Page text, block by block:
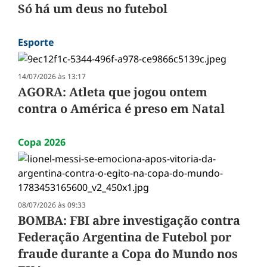
Só há um deus no futebol
Esporte
14/07/2026 às 13:17
AGORA: Atleta que jogou ontem
contra o América é preso em Natal
Copa 2026
08/07/2026 às 09:33
BOMBA: FBI abre investigação contra
Federação Argentina de Futebol por
fraude durante a Copa do Mundo nos